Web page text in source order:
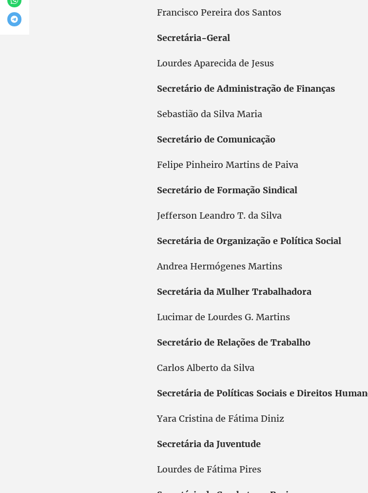
Francisco Pereira dos Santos
Secretária-Geral
Lourdes Aparecida de Jesus
Secretário de Administração de Finanças
Sebastião da Silva Maria
Secretário de Comunicação
Felipe Pinheiro Martins de Paiva
Secretário de Formação Sindical
Jefferson Leandro T. da Silva
Secretária de Organização e Política Social
Andrea Hermógenes Martins
Secretária da Mulher Trabalhadora
Lucimar de Lourdes G. Martins
Secretário de Relações de Trabalho
Carlos Alberto da Silva
Secretária de Políticas Sociais e Direitos
Yara Cristina de Fátima Diniz
Secretária da Juventude
Lourdes de Fátima Pires